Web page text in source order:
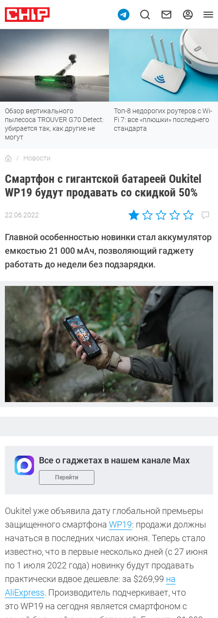
Обзор вертикального
пылесоса TROUVER G70 Detect:
убирается так, как другие не
могут
Топ-8 недорогих роутеров с Wi-
Fi 7: все «плюшки» последнего
стандарта
Новости
Смартфон с гигантской батареей Oukitel
WP19 будут продавать со скидкой 50%
22.06.2022
Автор:
Воробьев
Главной особенностью новинки стал аккумулятор
емкостью 21 000 мАч, позволяющий гаджету
работать до недели без подзарядки.
Все о гаджетах в нашем канале Max
Перейти
Oukitel уже объявила дату глобальной премьеры
защищенного смартфона WP19: продажи должны
начаться в последних числах июня. Теперь стало
известно, что в первые несколько дней (с 27 июня
по 1 июля 2022 года) новинку будут продавать
практически вдвое дешевле: за $269,99 на
AliExpress. Производитель подчеркивает, что
это WP19 на сегодня является смартфоном с